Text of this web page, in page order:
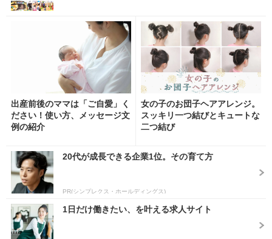
出産前後のママは「ご自愛」く
ださい！使い方、メッセージ文
例の紹介
女の子のお団子ヘアアレンジ。
スッキリ一つ結びとキュートな
二つ結び
20代が成長できる企業1位。その育て方
PR(シンプレクス・ホールディングス)
1日だけ働きたい、を叶える求人サイト